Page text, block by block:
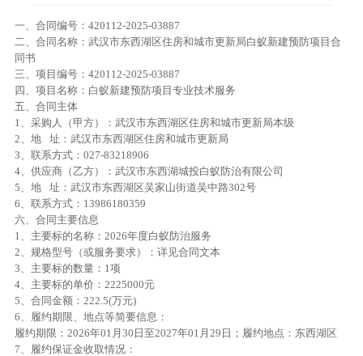
一、合同编号：420112-2025-03887
二、合同名称：武汉市东西湖区住房和城市更新局白蚁新建预防项目合
同书
三、项目编号：420112-2025-03887
四、项目名称：白蚁新建预防项目专业技术服务
五、合同主体
1、采购人（甲方）：武汉市东西湖区住房和城市更新局本级
2、地 址：武汉市东西湖区住房和城市更新局
3、联系方式：027-83218906
4、供应商（乙方）：武汉市东西湖城投白蚁防治有限公司
5、地 址：武汉市东西湖区吴家山街道吴中路302号
6、联系方式：13986180359
六、合同主要信息
1、主要标的名称：2026年度白蚁防治服务
2、规格型号（或服务要求）：详见合同文本
3、主要标的数量：1项
4、主要标的单价：2225000元
5、合同金额：222.5(万元)
6、履约期限、地点等简要信息：
履约期限：2026年01月30日至2027年01月29日；履约地点：东西湖区
7、履约保证金收取情况：